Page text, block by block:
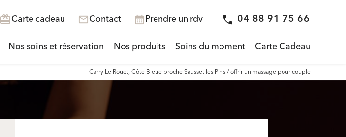
redeemCarte cadeau mail_outlineContact calendar_monthPrendre un rdv 04 88 91 75 66
Nos soins et réservation Nos produits Soins du moment Carte Cadeau
Carry Le Rouet, Côte Bleue proche Sausset les Pins / offrir un massage pour couple